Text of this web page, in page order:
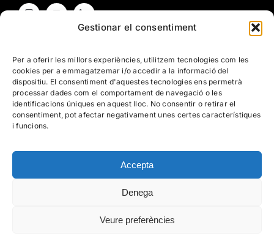
Gestionar el consentiment
Per a oferir les millors experiències, utilitzem tecnologies com les
cookies per a emmagatzemar i/o accedir a la informació del
dispositiu. El consentiment d'aquestes tecnologies ens permetrà
processar dades com el comportament de navegació o les
identificacions úniques en aquest lloc. No consentir o retirar el
consentiment, pot afectar negativament unes certes característiques
i funcions.
Accepta
Denega
Veure preferències
El Bloc
Contacte
Texts legals
Política de privacitat